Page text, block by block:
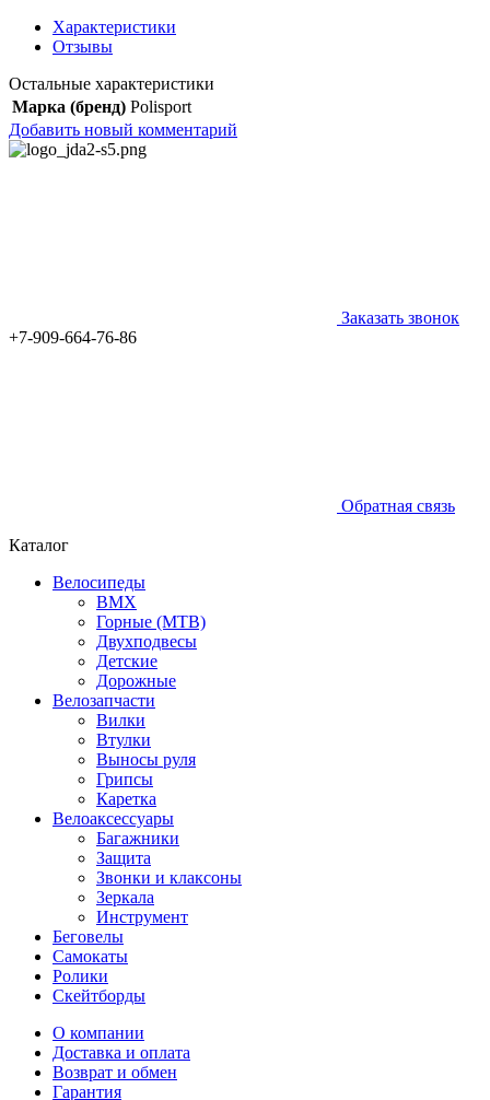
Характеристики
Отзывы
Остальные характеристики
Марка (бренд) Polisport
Добавить новый комментарий
Заказать звонок
+7-909-664-76-86
Обратная связь
Каталог
Велосипеды
BMX
Горные (MTB)
Двухподвесы
Детские
Дорожные
Велозапчасти
Вилки
Втулки
Выносы руля
Грипсы
Каретка
Велоаксессуары
Багажники
Защита
Звонки и клаксоны
Зеркала
Инструмент
Беговелы
Самокаты
Ролики
Скейтборды
О компании
Доставка и оплата
Возврат и обмен
Гарантия